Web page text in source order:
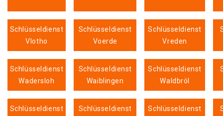
Schlüsseldienst
Vlotho
Schlüsseldienst
Voerde
Schlüsseldienst
Vreden
Schlüsseldienst
Wadersloh
Schlüsseldienst
Waiblingen
Schlüsseldienst
Waldbröl
Schlüsseldienst
Schlüsseldienst
Schlüsseldienst